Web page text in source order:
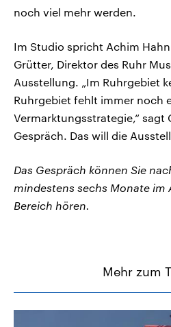
noch viel mehr werden.
Im Studio spricht Achim
Grütter, Direktor des Ruhr
Ausstellung. „Im Ruhrgebiet
Ruhrgebiet fehlt immer noch
Vermarktungsstrategie,“ sagt
Gespräch. Das will die
Das Gespräch können Sie
mindestens sechs Monate
Bereich hören.
Mehr zum